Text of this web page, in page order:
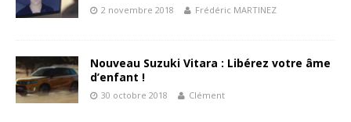
2 novembre 2018 Frédéric MARTINEZ
Nouveau Suzuki Vitara : Libérez votre âme
d’enfant !
30 octobre 2018 Clément